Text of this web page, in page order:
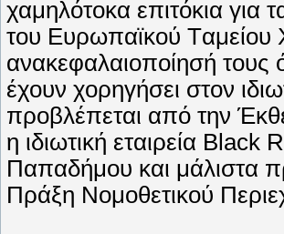
χαμηλότοκα επιτόκια
του Eυρωπαϊκού Tαμείου
ανακεφαλαιοποίησή τους
έχουν χορηγήσει στον
προβλέπεται από την
η ιδιωτική εταιρεία
Παπαδήμου και μάλιστα
Πράξη Nομοθετικού